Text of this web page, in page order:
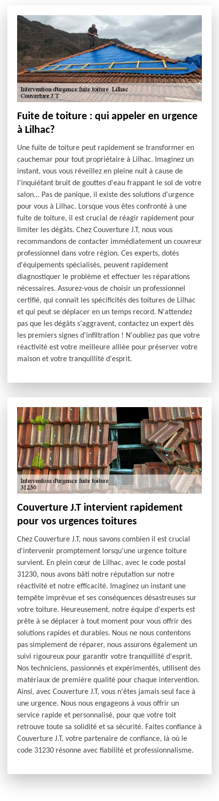
Fuite de toiture : qui appeler en urgence
à Lilhac?
Une fuite de toiture peut rapidement se transformer en
cauchemar pour tout propriétaire à Lilhac. Imaginez un
instant, vous vous réveillez en pleine nuit à cause de
l'inquiétant bruit de gouttes d'eau frappant le sol de votre
salon... Pas de panique, il existe des solutions d'urgence
pour vous à Lilhac. Lorsque vous êtes confronté à une
fuite de toiture, il est crucial de réagir rapidement pour
limiter les dégâts. Chez Couverture J.T, nous vous
recommandons de contacter immédiatement un couvreur
professionnel dans votre région. Ces experts, dotés
d'équipements spécialisés, peuvent rapidement
diagnostiquer le problème et effectuer les réparations
nécessaires. Assurez-vous de choisir un professionnel
certifié, qui connaît les spécificités des toitures de Lilhac
et qui peut se déplacer en un temps record. N'attendez
pas que les dégâts s'aggravent, contactez un expert dès
les premiers signes d'infiltration ! N'oubliez pas que votre
réactivité est votre meilleure alliée pour préserver votre
maison et votre tranquillité d'esprit.
Couverture J.T intervient rapidement
pour vos urgences toitures
Chez Couverture J.T, nous savons combien il est crucial
d'intervenir promptement lorsqu'une urgence toiture
survient. En plein cœur de Lilhac, avec le code postal
31230, nous avons bâti notre réputation sur notre
réactivité et notre efficacité. Imaginez un instant une
tempête imprévue et ses conséquences désastreuses sur
votre toiture. Heureusement, notre équipe d'experts est
prête à se déplacer à tout moment pour vous offrir des
solutions rapides et durables. Nous ne nous contentons
pas simplement de réparer, nous assurons également un
suivi rigoureux pour garantir votre tranquillité d'esprit.
Nos techniciens, passionnés et expérimentés, utilisent des
matériaux de première qualité pour chaque intervention.
Ainsi, avec Couverture J.T, vous n'êtes jamais seul face à
une urgence. Nous nous engageons à vous offrir un
service rapide et personnalisé, pour que votre toit
retrouve toute sa solidité et sa sécurité. Faites confiance à
Couverture J.T, votre partenaire de confiance, là où le
code 31230 résonne avec fiabilité et professionnalisme.